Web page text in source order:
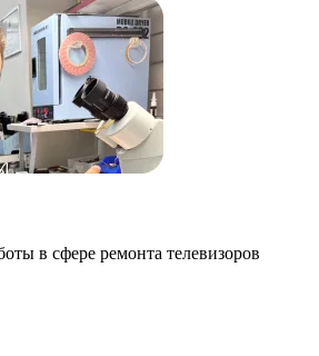
в сфере ремонта телевизоров